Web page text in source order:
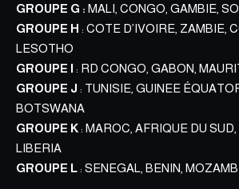
GROUPE G : MALI, CONGO, GAMBIE,
GROUPE H : COTE D’IVOIRE, ZAMBIE,
LESOTHO
GROUPE I : RD CONGO, GABON,
GROUPE J : TUNISIE, GUINEE
BOTSWANA
GROUPE K: MAROC, AFRIQUE DU
LIBERIA
GROUPE L: SENEGAL, BENIN,